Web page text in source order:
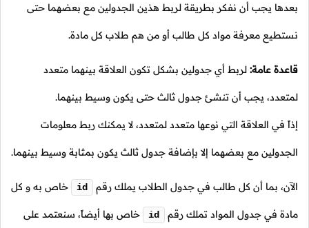
بعدها يجب أن نفكر بطريقة لربط هذين الجدولين مع بعضهما حتى
نستطيع معرفة مواد كل طالب أو من هم طلاب كل مادة.
قاعدة عامة: لربط أي جدولين بشكل تكون العلاقة بينهما متعدد
لمتعدد، يجب أن تنشئ جدول ثالث حتى يكون وسيط بينهما.
إذاً في العلاقة التي نوعها متعدد لمتعدد، لا يمكنك ربط معلومات
الجدولين مع بعضهما إلا بإضافة جدول ثالث يكون بمثابة وسيط بينهما.
الآن، بما أن كل طالب في جدول الطلاب يملك رقم id خاص به و كل
مادة في جدول المواد تملك رقم id خاص بها أيضاً، سنعتمد على